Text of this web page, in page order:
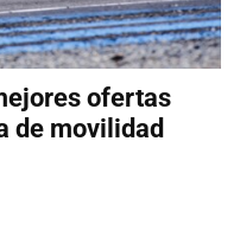
ofertas
de movilidad